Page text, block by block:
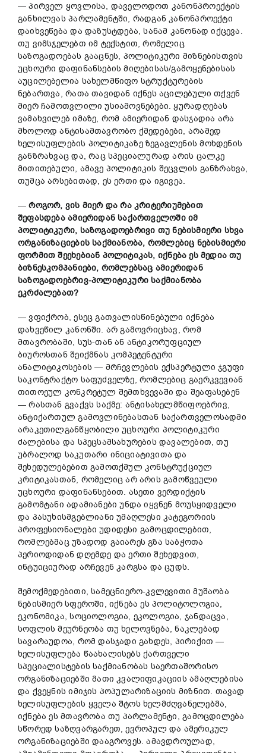
— პირველ ყოვლისა, დაველოდოთ კანონპროექტის
განხილვას პარლამენტში, რადგან კანონპროექტი
დაიხვეწება და დაზუსტდება, სანამ კანონად იქცევა.
თუ ვიმსჯელებთ იმ ტექსტით, რომელიც
საზოგადოებას გააცნეს, პოლიტიკური მიზნებისთვის
უცხოური დაფინანსების მიღებისას/გამოყენებისას
აუცილებელია სახელმწიფო სტრუქტურების
ნებართვა, რათა თავიდან იქნეს აცილებული თქვენ
მიერ ჩამოთვლილი უსიამოვნებები. ყურადღებას
ვამახვილებ იმაზე, რომ ამიერიდან დასჯადია არა
მხოლოდ ანტისამთავრობო ქმედებები, არამედ
ხელისუფლების პოლიტიკაზე ზეგავლენის მოხდენის
განზრახვაც და, რაც სპეციალურად არის ცალკე
მითითებული, ამავე პოლიტიკის შეცვლის განზრახვა,
თუმცა არსებითად, ეს ერთი და იგივეა.
—როგორ, ვის მიერ დარაკრიტერიუმებით
შეფასდებაამიერიდანსაქართველოში იმ
პოლიტიკური, საზოგადოებრივი თუნებისმიერი სხვა
ორგანიზაციებისსაქმიანობა, რომლებიც ნებისმიერი
ფორმითშეეხებიან პოლიტიკას, იქნებაესმედიათუ
ბიზნესკომპანიები, რომლებსაც ამიერიდან
საზოგადოებრივ-პოლიტიკურისაქმიანობა
ეკრძალებათ?
— ვფიქრობ, ესეც გათვალისწინებული იქნება
დახვეწილ კანონში. არ გამოვრიცხავ, რომ
მთავრობაში, სუს-თან ან ანტიკორუფციულ
ბიუროსთან შეიქმნას კომპეტენტური
ანალიტიკოსების — მრჩევლების ექსპერტული ჯგუფი
საკონტრაქტო საფუძველზე, რომლებიც გაერკვევიან
თითოეულ კონკრეტულ შემთხვევაში და შეაფასებენ
— რასთან გვაქვს საქმე: ანტისახელმწიფოებრივ,
ანტიქართულ გამოვლინებასთან საქართველოსადმი
არაკეთილგანწყობილი უცხოური პოლიტიკური
ძალებისა და სპეცსამსახურების დავალებით, თუ
უბრალოდ საკუთარი ინიციატივითა და
შეხედულებებით გამოთქმულ კონსტრუქციულ
კრიტიკასთან, რომელიც არ არის გამოწვეული
უცხოური დაფინანსებით. ასეთი ვერდიქტის
გამომტანი ადამიანები უნდა იყვნენ მოუსყიდველი
და პასუხისმგებლიანი უმაღლესი კატეგორიის
პროფესიონალები უდიდესი გამოცდილებით,
რომლებმაც უზადოდ გაიარეს გზა საბჭოთა
პერიოდიდან დღემდე და ერთი შეხედვით,
ინტუიციურად არჩევენ კარგსა და ცუდს.
შემოქმედებითი, სამეცნიერო-კვლევითი მუშაობა
ნებისმიერ სფეროში, იქნება ეს პოლიტოლოგია,
ეკონომიკა, სოციოლოგია, ეკოლოგია, ჯანდაცვა,
სოფლის მეურნეობა თუ ხელოვნება, ნაკლებად
სავარაუდოა, რომ დასჯადი გახდეს, პირიქით —
ხელისუფლება წაახალისებს ქართველი
სპეციალისტების საქმიანობას საერთაშორისო
ორგანიზაციებში მათი კვალიფიკაციის ამაღლებისა
და ქვეყნის იმიჯის პოპულარიზაციის მიზნით. თავად
ხელისუფლების ყველა შტოს ხელმძღვანელებმა,
იქნება ეს მთავრობა თუ პარლამენტი, გამოცდილება
სწორედ საზღვარგარეთ, ევროპულ და ამერიკულ
ორგანიზაციებში დააგროვეს. ამავდროულად,